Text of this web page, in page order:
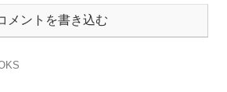
メントを書き込む